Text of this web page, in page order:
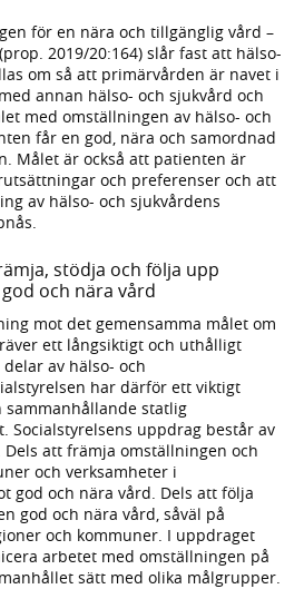
för en nära och tillgänglig vård –
2019/20:164) slår fast att hälso-
om så att primärvården är navet i
annan hälso- och sjukvård och
med omställningen av hälso- och
får en god, nära och samordnad
Målet är också att patienten är
och preferenser och att
av hälso- och sjukvårdens
stödja och följa upp
och nära vård
mot det gemensamma målet om
ett långsiktigt och uthålligt
av hälso- och
har därför ett viktigt
statlig
Socialstyrelsens uppdrag består av
att främja omställningen och
och verksamheter i
god och nära vård. Dels att följa
god och nära vård, såväl på
och kommuner. I uppdraget
arbetet med omställningen på
sätt med olika målgrupper.